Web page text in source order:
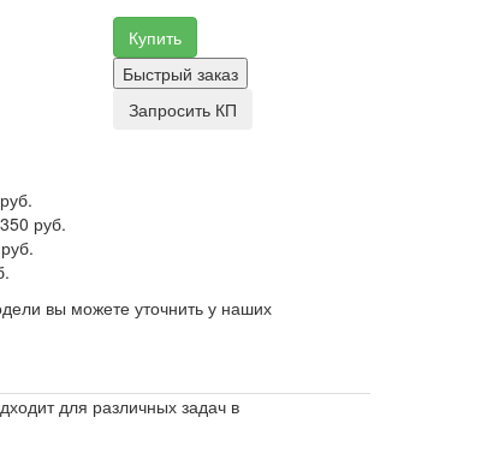
Купить
Быстрый заказ
Запросить КП
руб.
вы можете уточнить у наших
для различных задач в